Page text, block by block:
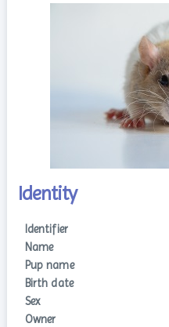
Identity
Identifier
Name
Pup name
Birth date
Sex
Owner